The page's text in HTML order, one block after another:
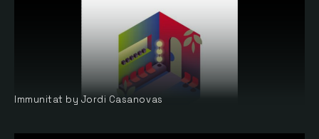
Immunitat by Jordi Casanovas